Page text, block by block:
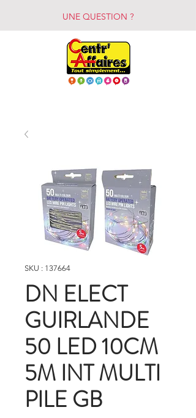
UNE QUESTION ?
SKU : 137664
DN ELECT
GUIRLANDE
50 LED 10CM
5M INT MULTI
PILE GB